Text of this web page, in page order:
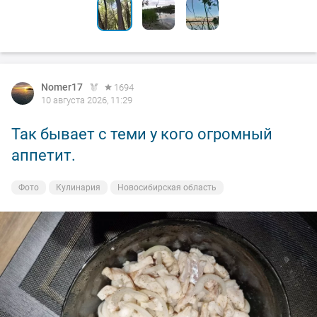
Nomer17
1694
10 августа 2026, 11:29
Так бывает с теми у кого огромный
аппетит.
Фото Кулинария Новосибирская область